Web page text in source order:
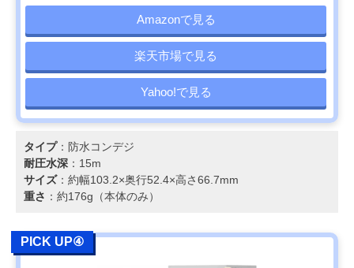
Amazonで見る
楽天市場で見る
Yahoo!で見る
タイプ：防水コンデジ
耐圧水深 ：15m
サイズ：約幅103.2×奥行52.4×高さ66.7mm
重さ ：約176g（本体のみ）
PICK UP④